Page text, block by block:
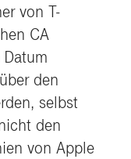
von T-
CA
den
selbst
den
von Apple